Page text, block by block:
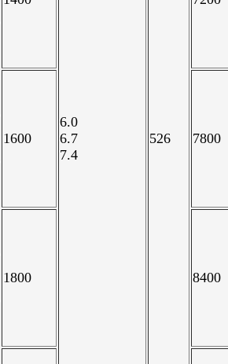
6.0
6.7
7.4
526
1600 7800
1800 8400